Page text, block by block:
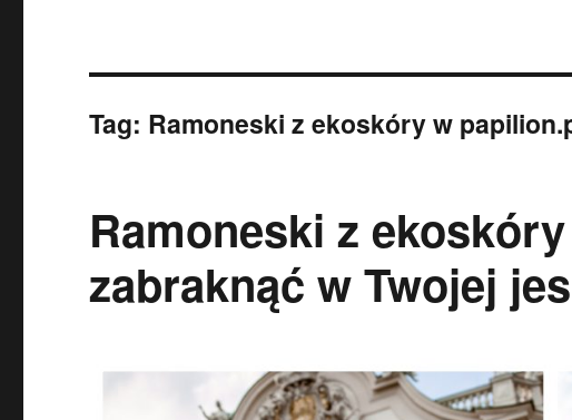
Tag: Ramoneski z ekoskóry w
Ramoneski z
zabraknąć w Twojej